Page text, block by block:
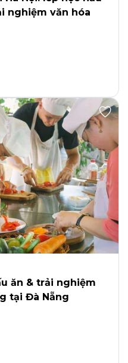
nghiệm văn hóa
ăn & trải nghiệm
tại Đà Nẵng